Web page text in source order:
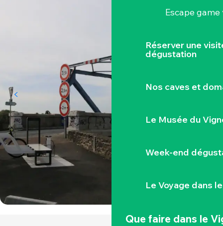
Escape
Réserver une
dégustation
Nos caves et
Le Musée du
Week-end
Le Voyage dans
Que faire dans le